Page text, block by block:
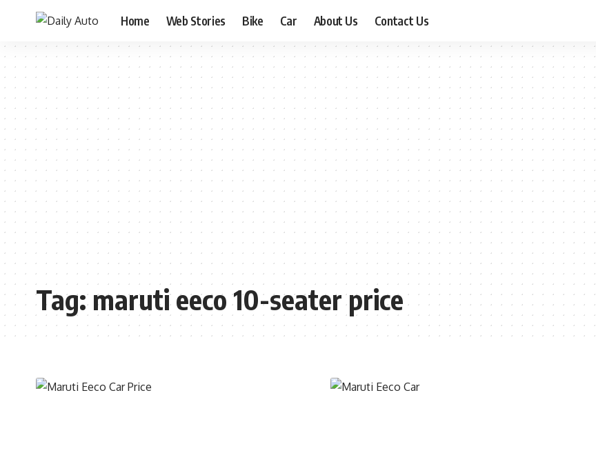
Home Web Stories Bike Car About Us Contact Us
Tag:maruti eeco 10-seater price